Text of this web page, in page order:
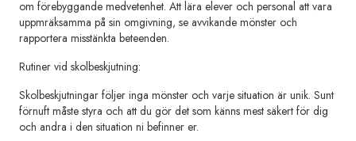
om förebyggande medvetenhet. Att lära elever och personal att vara
uppmräksamma på sin omgivning, se avvikande mönster och
rapportera misstänkta beteenden.
Rutiner vid skolbeskjutning:
Skolbeskjutningar följer inga mönster och varje situation är unik. Sunt
förnuft måste styra och att du gör det som känns mest säkert för dig
och andra i den situation ni befinner er.